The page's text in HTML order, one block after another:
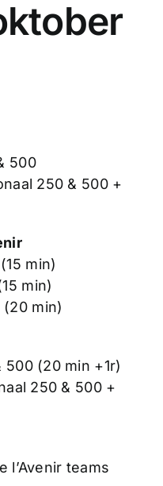
500
250 & 500 +
min)
min)
(20 min)
500 (20 min +1r)
250 & 500 +
l’Avenir teams